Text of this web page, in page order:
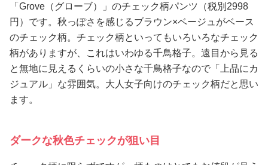
「Grove（グローブ）」のチェック柄パンツ（税別2998
円）です。秋っぽさを感じるブラウン×ベージュがベース
のチェック柄。チェック柄といってもいろいろなチェック
柄がありますが、これはいわゆる千鳥格子。遠目から見る
と無地に見えるくらいの小さな千鳥格子なので「上品にカ
ジュアル」な雰囲気。大人女子向けのチェック柄だと思い
ます。
ダークな秋色チェックが狙い目